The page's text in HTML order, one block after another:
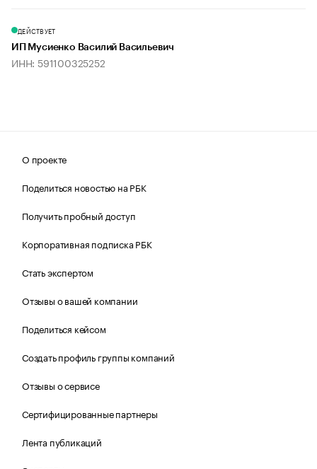
ДЕЙСТВУЕТ
ИП Мусиенко Василий Васильевич
ИНН: 591100325252
О проекте
Поделиться новостью на РБК
Получить пробный доступ
Корпоративная подписка РБК
Стать экспертом
Отзывы о вашей компании
Поделиться кейсом
Создать профиль группы компаний
Отзывы о сервисе
Сертифицированные партнеры
Лента публикаций